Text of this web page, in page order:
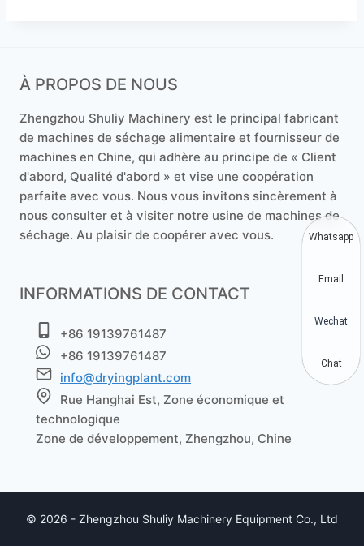
À PROPOS DE NOUS
Zhengzhou Shuliy Machinery est le principal fabricant
de machines de séchage alimentaire et fournisseur de
machines en Chine, qui adhère au principe de « Client
d'abord, Qualité d'abord » et vise une coopération
parfaite avec vous. Nous vous invitons sincèrement à
nous consulter et à visiter notre usine de machines de
séchage. Au plaisir de coopérer avec vous.
INFORMATIONS DE CONTACT
+86 19139761487
+86 19139761487
info@dryingplant.com
Rue Hanghai Est, Zone économique et
technologique
Zone de développement, Zhengzhou, Chine
© 2026 - Zhengzhou Shuliy Machinery Equipment Co., Ltd
Whatsapp
Email
Wechat
Chat